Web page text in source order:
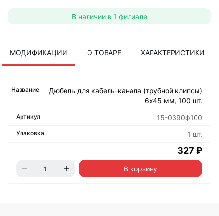
В наличии в 1 филиале
МОДИФИКАЦИИ О ТОВАРЕ ХАРАКТЕРИСТИКИ
Дюбель для кабель-канала (трубной клипсы)
6х45 мм, 100 шт.
15-0390ф100
1 шт.
327 ₽
В корзину